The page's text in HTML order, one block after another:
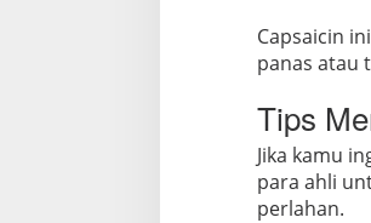
Capsaicin
panas atau
Tips
Jika kamu
para ahli
perlahan.